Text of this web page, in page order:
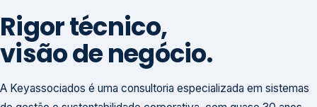
Rigor técnico,
visão de negócio.
A Keyassociados é uma consultoria especializada em sistemas